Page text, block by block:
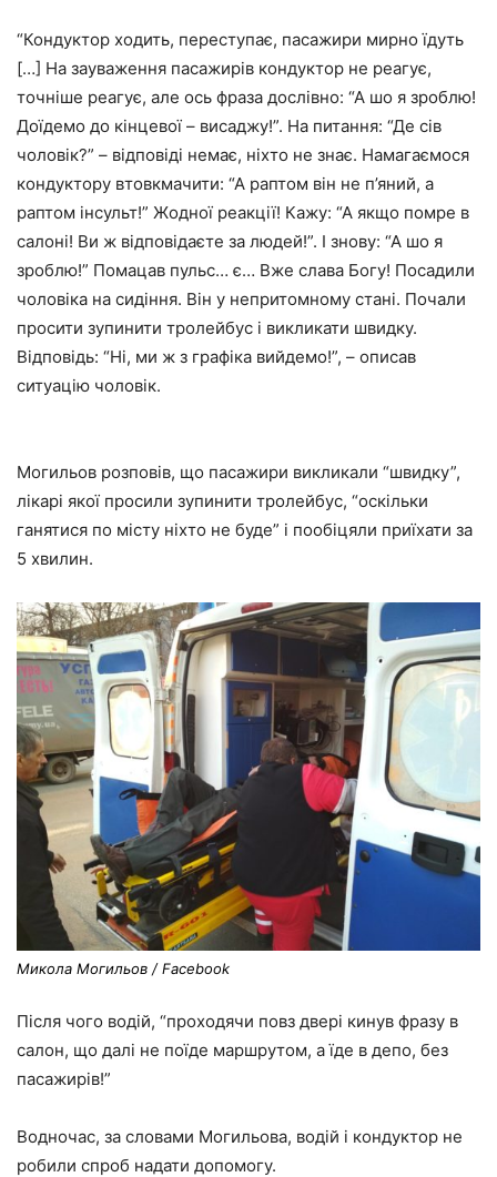
“Кондуктор ходить, переступає, пасажири мирно їдуть
[…] На зауваження пасажирів кондуктор не реагує,
точніше реагує, але ось фраза дослівно: “А шо я зроблю!
Доїдемо до кінцевої – висаджу!”. На питання: “Де сів
чоловік?” – відповіді немає, ніхто не знає. Намагаємося
кондуктору втовкмачити: “А раптом він не п’яний, а
раптом інсульт!” Жодної реакції! Кажу: “А якщо помре в
салоні! Ви ж відповідаєте за людей!”. І знову: “А шо я
зроблю!” Помацав пульс… є… Вже слава Богу! Посадили
чоловіка на сидіння. Він у непритомному стані. Почали
просити зупинити тролейбус і викликати швидку.
Відповідь: “Ні, ми ж з графіка вийдемо!”, – описав
ситуацію чоловік.
Могильов розповів, що пасажири викликали “швидку”,
лікарі якої просили зупинити тролейбус, “оскільки
ганятися по місту ніхто не буде” і пообіцяли приїхати за
5 хвилин.
Микола Могильов / Facebook
Після чого водій, “проходячи повз двері кинув фразу в
салон, що далі не поїде маршрутом, а їде в депо, без
пасажирів!”
Водночас, за словами Могильова, водій і кондуктор не
робили спроб надати допомогу.